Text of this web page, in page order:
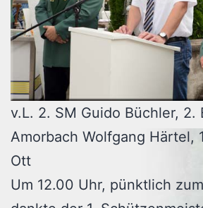
v.L. 2. SM Guido Büchler, 2.
Amorbach Wolfgang Härtel,
Ott
Um 12.00 Uhr, pünktlich